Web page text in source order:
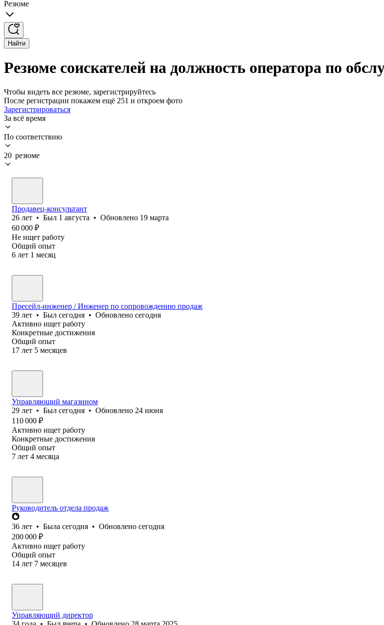
Резюме
Найти
Резюме соискателей на должность оператора по
Чтобы видеть все резюме, зарегистрируйтесь
После регистрации покажем ещё 251 и откроем фото
Зарегистрироваться
За всё время
По соответствию
20 резюме
Продавец-консультант
26 лет • Был 1 августа • Обновлено 19 марта
60 000 ₽
Не ищет работу
Общий опыт
6 лет 1 месяц
Пресейл-инженер / Инженер по сопровождению продаж
39 лет • Был сегодня • Обновлено сегодня
Активно ищет работу
Конкретные достижения
Общий опыт
17 лет 5 месяцев
Управляющий магазином
29 лет • Был сегодня • Обновлено 24 июня
110 000 ₽
Активно ищет работу
Конкретные достижения
Общий опыт
7 лет 4 месяца
Руководитель отдела продаж
36 лет • Была сегодня • Обновлено сегодня
200 000 ₽
Активно ищет работу
Общий опыт
14 лет 7 месяцев
Управляющий директор